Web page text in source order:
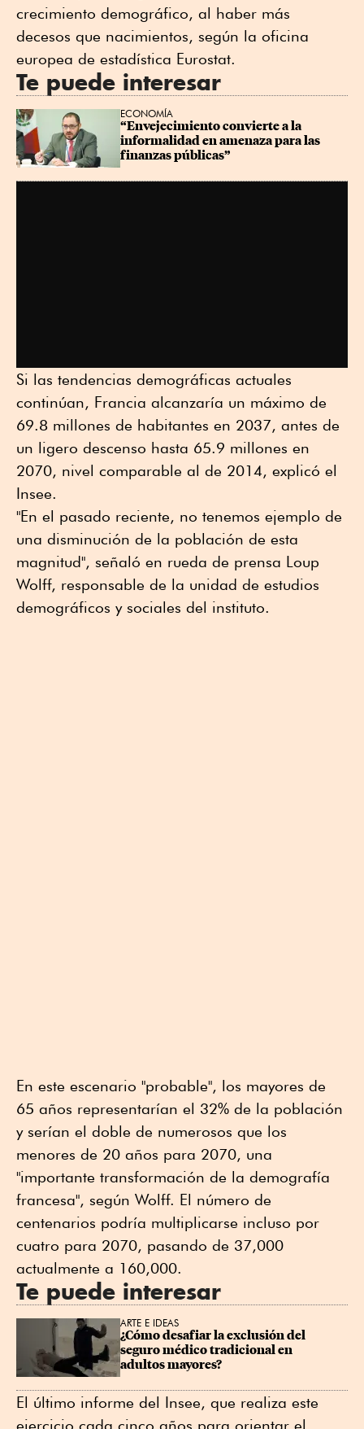
crecimiento demográfico, al haber más
decesos que nacimientos, según la oficina
europea de estadística Eurostat.
Te puede interesar
ECONOMÍA
“Envejecimiento convierte a la
informalidad en amenaza para las
finanzas públicas”
Si las tendencias demográficas actuales
continúan, Francia alcanzaría un máximo de
69.8 millones de habitantes en 2037, antes de
un ligero descenso hasta 65.9 millones en
2070, nivel comparable al de 2014, explicó el
Insee.
"En el pasado reciente, no tenemos ejemplo de
una disminución de la población de esta
magnitud", señaló en rueda de prensa Loup
Wolff, responsable de la unidad de estudios
demográficos y sociales del instituto.
En este escenario "probable", los mayores de
65 años representarían el 32% de la población
y serían el doble de numerosos que los
menores de 20 años para 2070, una
"importante transformación de la demografía
francesa", según Wolff. El número de
centenarios podría multiplicarse incluso por
cuatro para 2070, pasando de 37,000
actualmente a 160,000.
Te puede interesar
ARTE E IDEAS
¿Cómo desafiar la exclusión del
seguro médico tradicional en
adultos mayores?
El último informe del Insee, que realiza este
ejercicio cada cinco años para orientar el